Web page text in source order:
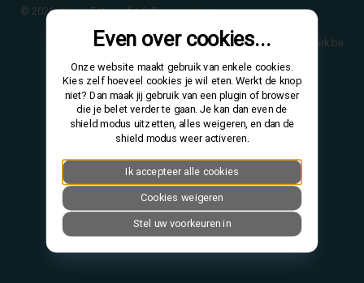
© 2026 - Keci | Fotografie & Dia scanning
Site door crossmark.be
Even over cookies...
Onze website maakt gebruik van enkele cookies.
Kies zelf hoeveel cookies je wil eten. Werkt de knop
niet? Dan maak jij gebruik van een plugin of browser
die je belet verder te gaan. Je kan dan even de
shield modus uitzetten, alles weigeren, en dan de
shield modus weer activeren.
Ik accepteer alle cookies
Cookies weigeren
Stel uw voorkeuren in